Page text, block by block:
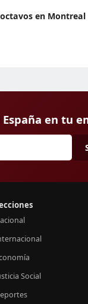
en Montreal
en tu
Social